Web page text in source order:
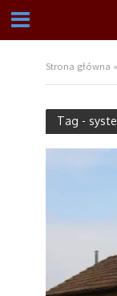
Strona główna »
Tag -